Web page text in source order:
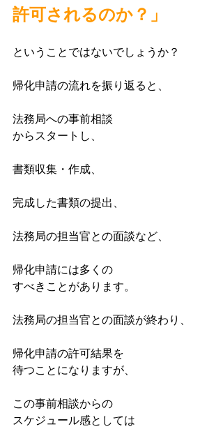
許可されるのか？」
ということではないでしょうか？
帰化申請の流れを振り返ると、
法務局への事前相談
からスタートし、
書類収集・作成、
完成した書類の提出、
法務局の担当官との面談など、
帰化申請には多くの
すべきことがあります。
法務局の担当官との面談が終わり、
帰化申請の許可結果を
待つことになりますが、
この事前相談からの
スケジュール感としては